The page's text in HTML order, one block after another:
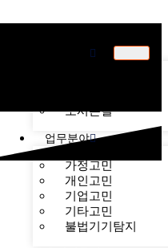
오시는길
업무분야
가정고민
개인고민
기업고민
기타고민
불법기기탐지